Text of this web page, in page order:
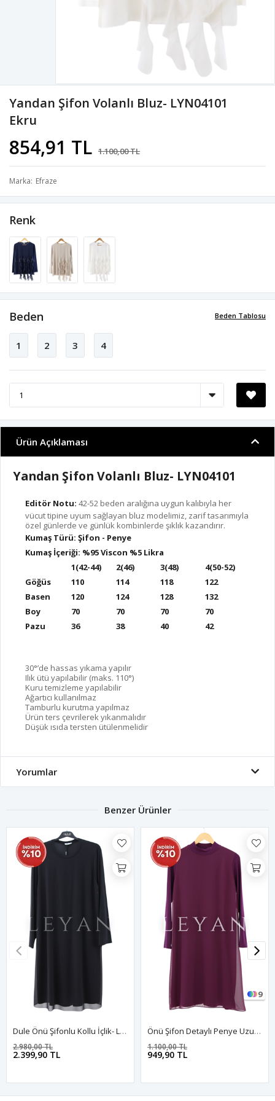
Yandan Şifon Volanlı Bluz- LYN04101
Ekru
854,91 TL 1.100,00 TL
Marka Efraze
Renk
Beden Tablosu
Beden
1 2 3 4
Ürün Açıklaması
Yandan Şifon Volanlı Bluz- LYN04101
Editör Notu: 42-52 beden aralığına uygun kalıbıyla her
vücut tipine uyum sağlayan bluz modelimiz, zarif tasarımıyla
özel günlerde ve günlük kombinlerde şıklık kazandırır.
Kumaş Türü: Şifon - Penye
Kumaş İçeriği: %95 Viscon %5 Likra
1(42-44)
2(46) 3(48)
4(50-52)
Göğüs
110 114 118
122
Basen
120 124 128
132
Boy
70 70 70
70
Pazu
36 38 40 42
30°’de hassas yıkama yapılır
Ilık ütü yapılabilir (maks. 110°)
Kuru temizleme yapılabilir
Ağartıcı kullanılmaz
Tamburlu kurutma yapılmaz
Ürün ters çevrilerek yıkanmalıdır
Düşük ısıda tersten ütülenmelidir
Yorumlar
Benzer Ürünler
Dule Önü Şifonlu Kollu İçlik- LYN03991 Siyah
2.399,90 TL
2.980,00 TL
9
Önü Şifon Detaylı Penye Uzun Kollu İçlik- LYN01369 Mürdüm
949,90 TL
1.100,00 TL